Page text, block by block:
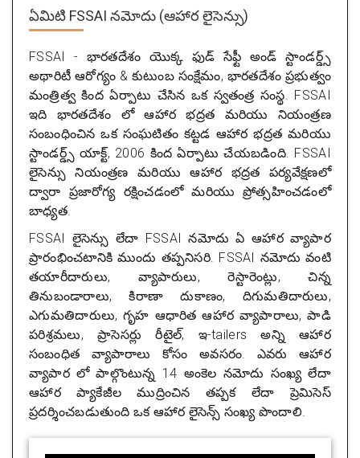
ఏమిటి FSSAI నమోదు (ఆహార లైసెన్సు)
FSSAI - భారతదేశం యొక్క ఫుడ్ సేఫ్టీ అండ్ స్టాండర్డ్స్
అథారిటీ ఆరోగ్యం & కుటుంబ సంక్షేమం, భారతదేశం ప్రభుత్వం
మంత్రిత్వ కింద ఏర్పాటు చేసిన ఒక స్వతంత్ర సంస్థ. FSSAI
ఇది భారతదేశం లో ఆహార భద్రత మరియు నియంత్రణ
సంబంధించిన ఒక సంఘటితం కట్టడ ఆహార భద్రత మరియు
స్టాండర్డ్స్ యాక్ట్, 2006 కింద ఏర్పాటు చేయబడింది. FSSAI
లైసెన్సు నియంత్రణ మరియు ఆహార భద్రత పర్యవేక్షణలో
ద్వారా ప్రజారోగ్య రక్షించడంలో మరియు ప్రోత్సహించడంలో
బాధ్యత.
FSSAI లైసెన్సు లేదా FSSAI నమోదు ఏ ఆహార వ్యాపార
ప్రారంభించటానికి ముందు తప్పనిసరి. FSSAI నమోదు వంటి
తయారీదారులు, వ్యాపారులు, రెస్టారెంట్లు, చిన్న
తినుబండారాలు, కిరాణా దుకాణం, దిగుమతిదారులు,
ఎగుమతిదారులు, గృహ ఆధారిత ఆహార వ్యాపారాలు, పాడి
పరిశ్రమలు, ప్రాసెసర్లు రీటైల్, ఇ-tailers అన్ని ఆహార
సంబంధిత వ్యాపారాలు కోసం అవసరం. ఎవరు ఆహార
వ్యాపార లో పాల్గొంటున్న 14 అంకెల నమోదు సంఖ్య లేదా
ఆహార ప్యాకేజీల ముద్రించిన తప్పక లేదా ప్రెమిసెస్
ప్రదర్శించబడుతుంది ఒక ఆహార లైసెన్స్ సంఖ్య పొందాలి.